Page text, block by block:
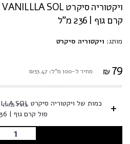
קרם גוף | 236 מ"ל
מותג: ויקטוריה סיקרט
₪ 79 מחיר ל-100 מ"ל: ₪33.47
+
סול קרם גוף | 236 מ"ל
בחרו כמות
הוספה לסל